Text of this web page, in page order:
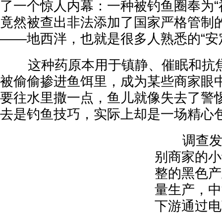
了一个惊人内幕：一种被钓鱼圈奉为
竟然被查出非法添加了国家严格管制
——地西泮，也就是很多人熟悉的“安
这种药原本用于镇静、催眠和抗
被偷偷掺进鱼饵里，成为某些商家眼
要往水里撒一点，鱼儿就像失去了警
去是钓鱼技巧，实际上却是一场精心
调查发
别商家的
整的黑色
量生产，
下游通过